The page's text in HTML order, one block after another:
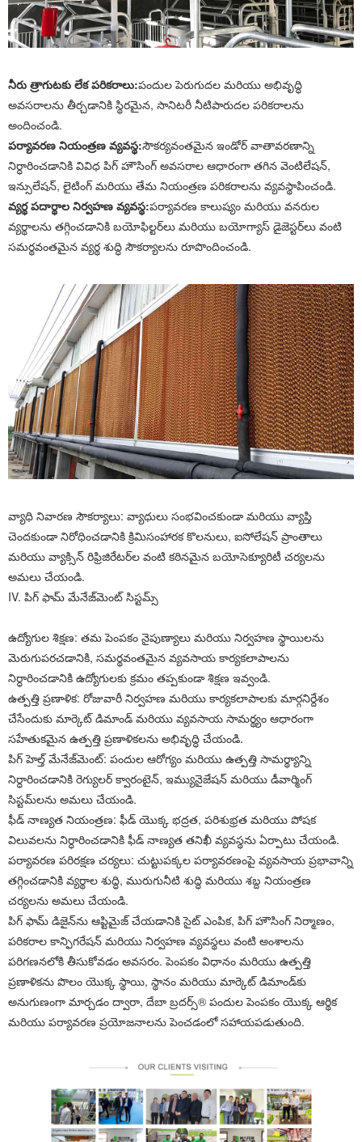
నీరు త్రాగుటకు లేక పరికరాలు:పందుల పెరుగుదల మరియు అభివృద్ధి
అవసరాలను తీర్చడానికి స్థిరమైన, సానిటరీ నీటిపారుదల పరికరాలను
అందించండి.
పర్యావరణ నియంత్రణ వ్యవస్థ:సౌకర్యవంతమైన ఇండోర్ వాతావరణాన్ని
నిర్ధారించడానికి వివిధ పిగ్ హౌసింగ్ అవసరాల ఆధారంగా తగిన వెంటిలేషన్,
ఇన్సులేషన్, లైటింగ్ మరియు తేమ నియంత్రణ పరికరాలను వ్యవస్థాపించండి.
వ్యర్థ పదార్థాల నిర్వహణ వ్యవస్థ:పర్యావరణ కాలుష్యం మరియు వనరుల
వ్యర్థాలను తగ్గించడానికి బయోఫిల్టర్‌లు మరియు బయోగ్యాస్ డైజెస్టర్‌లు వంటి
సమర్థవంతమైన వ్యర్థ శుద్ధి సౌకర్యాలను రూపొందించండి.
వ్యాధి నివారణ సౌకర్యాలు: వ్యాధులు సంభవించకుండా మరియు వ్యాప్తి
చెందకుండా నిరోధించడానికి క్రిమిసంహారక కొలనులు, ఐసోలేషన్ ప్రాంతాలు
మరియు వ్యాక్సిన్ రిఫ్రిజిరేటర్‌ల వంటి కఠినమైన బయోసెక్యూరిటీ చర్యలను
అమలు చేయండి.
IV. పిగ్ ఫామ్ మేనేజ్‌మెంట్ సిస్టమ్స్
ఉద్యోగుల శిక్షణ: తమ పెంపకం నైపుణ్యాలు మరియు నిర్వహణ స్థాయిలను
మెరుగుపరచడానికి, సమర్థవంతమైన వ్యవసాయ కార్యకలాపాలను
నిర్ధారించడానికి ఉద్యోగులకు క్రమం తప్పకుండా శిక్షణ ఇవ్వండి.
ఉత్పత్తి ప్రణాళిక: రోజువారీ నిర్వహణ మరియు కార్యకలాపాలకు మార్గనిర్దేశం
చేసేందుకు మార్కెట్ డిమాండ్ మరియు వ్యవసాయ సామర్థ్యం ఆధారంగా
సహేతుకమైన ఉత్పత్తి ప్రణాళికలను అభివృద్ధి చేయండి.
పిగ్ హెల్త్ మేనేజ్‌మెంట్: పందుల ఆరోగ్యం మరియు ఉత్పత్తి సామర్థ్యాన్ని
నిర్ధారించడానికి రెగ్యులర్ క్వారంటైన్, ఇమ్యునైజేషన్ మరియు డీవార్మింగ్
సిస్టమ్‌లను అమలు చేయండి.
ఫీడ్ నాణ్యత నియంత్రణ: ఫీడ్ యొక్క భద్రత, పరిశుభ్రత మరియు పోషక
విలువలను నిర్ధారించడానికి ఫీడ్ నాణ్యత తనిఖీ వ్యవస్థను ఏర్పాటు చేయండి.
పర్యావరణ పరిరక్షణ చర్యలు: చుట్టుపక్కల పర్యావరణంపై వ్యవసాయ ప్రభావాన్ని
తగ్గించడానికి వ్యర్థాల శుద్ధి, మురుగునీటి శుద్ధి మరియు శబ్ద నియంత్రణ
చర్యలను అమలు చేయండి.
పిగ్ ఫామ్ డిజైన్‌ను ఆప్టిమైజ్ చేయడానికి సైట్ ఎంపిక, పిగ్ హౌసింగ్ నిర్మాణం,
పరికరాల కాన్ఫిగరేషన్ మరియు నిర్వహణ వ్యవస్థలు వంటి అంశాలను
పరిగణనలోకి తీసుకోవడం అవసరం. పెంపకం విధానం మరియు ఉత్పత్తి
ప్రణాళికను పొలం యొక్క స్థాయి, స్థానం మరియు మార్కెట్ డిమాండ్‌కు
అనుగుణంగా మార్చడం ద్వారా, దేబా బ్రదర్స్® పందుల పెంపకం యొక్క ఆర్థిక
మరియు పర్యావరణ ప్రయోజనాలను పెంచడంలో సహాయపడుతుంది.